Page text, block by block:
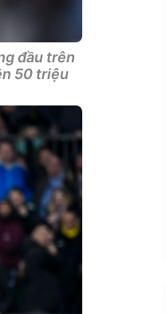
đầu trên
50 triệu